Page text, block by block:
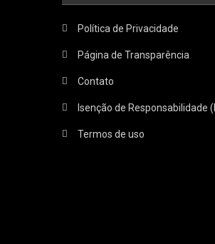
Política de Privacidade
Página de Transparência
Contato
Isenção de Responsabilidade
Termos de uso